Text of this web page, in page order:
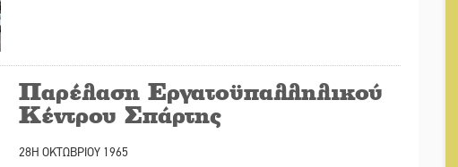
Παρέλαση Εργατοϋπαλληλικού
Κέντρου Σπάρτης
28Η ΟΚΤΩΒΡΙΟΥ 1965